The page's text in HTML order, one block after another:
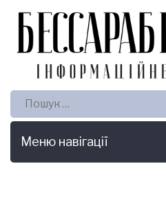
Пошук:
Меню навігації